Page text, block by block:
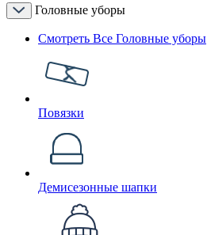
Головные уборы
Смотреть Все Головные уборы
Повязки
Демисезонные шапки